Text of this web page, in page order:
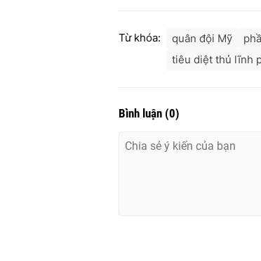
Từ khóa: quân đội Mỹ
tiêu diệt thủ lĩnh
Bình luận (0)